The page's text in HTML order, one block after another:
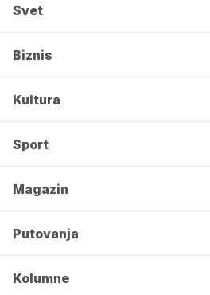
Svet
Biznis
Kultura
Sport
Magazin
Putovanja
Kolumne